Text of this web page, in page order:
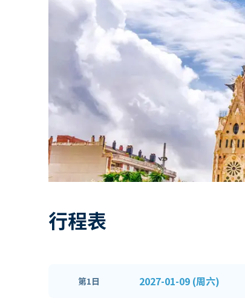
行程表
第1日 2027-01-09 (周六)